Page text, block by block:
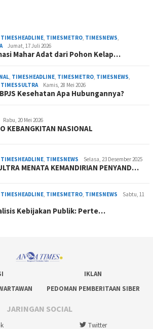
TIMESHEADLINE, TIMESMETRO, TIMESNEWS,
Jumat, 17 Juli 2026
Mahar Adat dari Pohon Kelap…
, TIMESHEADLINE, TIMESMETRO, TIMESNEWS,
TIMESSULTRA Kamis, 28 Mei 2026
Kesehatan Apa Hubungannya?
Rabu, 20 Mei 2026
KEBANGKITAN NASIONAL
TIMESHEADLINE, TIMESNEWS Selasa, 23 Desember 2025
MENATA KEMANDIRIAN PENYAND…
TIMESHEADLINE, TIMESMETRO, TIMESNEWS
Sabtu, 11
Kebijakan Publik: Perte…
IKLAN
PEDOMAN PEMBERITAAN SIBER
JARINGAN SOCIAL
Twitter